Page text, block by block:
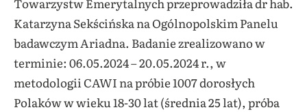
Katarzyna Sekścińska na Ogólnopolskim Panelu
badawczym Ariadna. Badanie zrealizowano w
terminie: 06.05.2024 – 20.05.2024 r., w
metodologii CAWI na próbie 1007 dorosłych
Polaków w wieku 18-30 lat (średnia 25 lat), próba